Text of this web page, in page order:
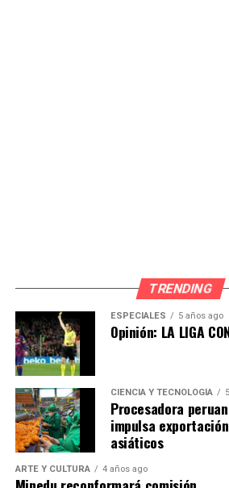
TRENDING
ESPECIALES 5 años ago
Opinión: LA LIGA
CIENCIA Y TECNOLOGÍA
Procesadora
impulsa
asiáticos
ARTE Y CULTURA 4 años ago